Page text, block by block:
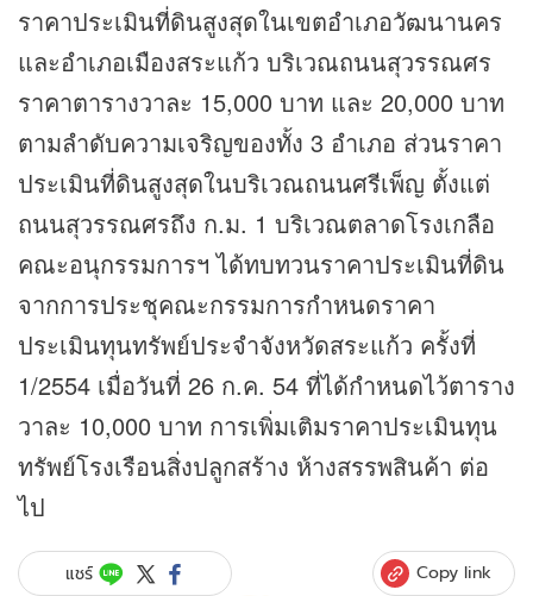
ราคาประเมินที่ดินสูงสุดในเขตอำเภอวัฒนานคร
และอำเภอเมืองสระแก้ว บริเวณถนนสุวรรณศร
ราคาตารางวาละ 15,000 บาท และ 20,000 บาท
ตามลำดับความเจริญของทั้ง 3 อำเภอ ส่วนราคา
ประเมินที่ดินสูงสุดในบริเวณถนนศรีเพ็ญ ตั้งแต่
ถนนสุวรรณศรถึง ก.ม. 1 บริเวณตลาดโรงเกลือ
คณะอนุกรรมการฯ ได้ทบทวนราคาประเมินที่ดิน
จากการประชุคณะกรรมการกำหนดราคา
ประเมินทุนทรัพย์ประจำจังหวัดสระแก้ว ครั้งที่
1/2554 เมื่อวันที่ 26 ก.ค. 54 ที่ได้กำหนดไว้ตาราง
วาละ 10,000 บาท การเพิ่มเติมราคาประเมินทุน
ทรัพย์โรงเรือนสิ่งปลูกสร้าง ห้างสรรพสินค้า ต่อ
ไป
แชร์ Copy link